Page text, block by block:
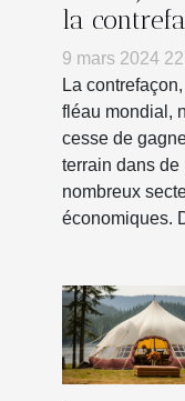
la
dans
l'industrie
la
9 mars 2024
La
fléau mondial,
cesse de
terrain dans de
nombreux
économiques.